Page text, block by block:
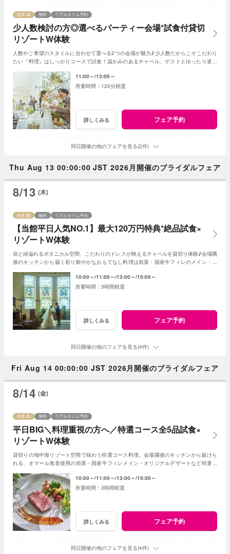
少人数検討の方◎選べるパーティー会場*試食付貸切
リゾートW体験
残席 無料 リアルタイム予約
人数やご希望のスタイルに合わせて選べる2つの会場が魅力♪少人数だからこそこだわり
たい『料理』はしっかりコースで試食！温かみのあるチャペル、ゲストとゆったり過ご
11:00～ 13:00～
120分程度
詳しくみる フェア予約
同日開催の他のフェアを見る(2件)
Thu Aug 13 00:00:00 JST 2026月開催のブライダルフェア
8/13 (木)
【当館平日人気NO.1】最大120万円特典*絶品試食×
リゾートW体験
残席 無料 リアルタイム予約
花と緑溢れるボタニカル空間、こだわりのドレスが映えるチャペルを貸切り体験♪会場隣
接のキッチンから届く彩り鮮やかなおもてなし料理は前菜・国産牛フィレのメイン・デ
10:00～ 11:00～ 13:00～ 15:00～
3時間程度
詳しくみる フェア予約
同日開催の他のフェアを見る(4件)
Fri Aug 14 00:00:00 JST 2026月開催のブライダルフェア
8/14 (金)
平日BIG＼料理重視の方へ／特選コース全5品試食×
リゾートW体験
残席 無料 リアルタイム予約
貸切りの地中海リゾート空間で味わう特選コース料理。会場隣接のキッチンから届けら
れる、オマール海老使用の前菜・国産牛フィレメイン・オリジナルデザートなど特選コ
10:00～ 11:00～ 13:00～ 15:30～
3時間程度
詳しくみる フェア予約
同日開催の他のフェアを見る(4件)